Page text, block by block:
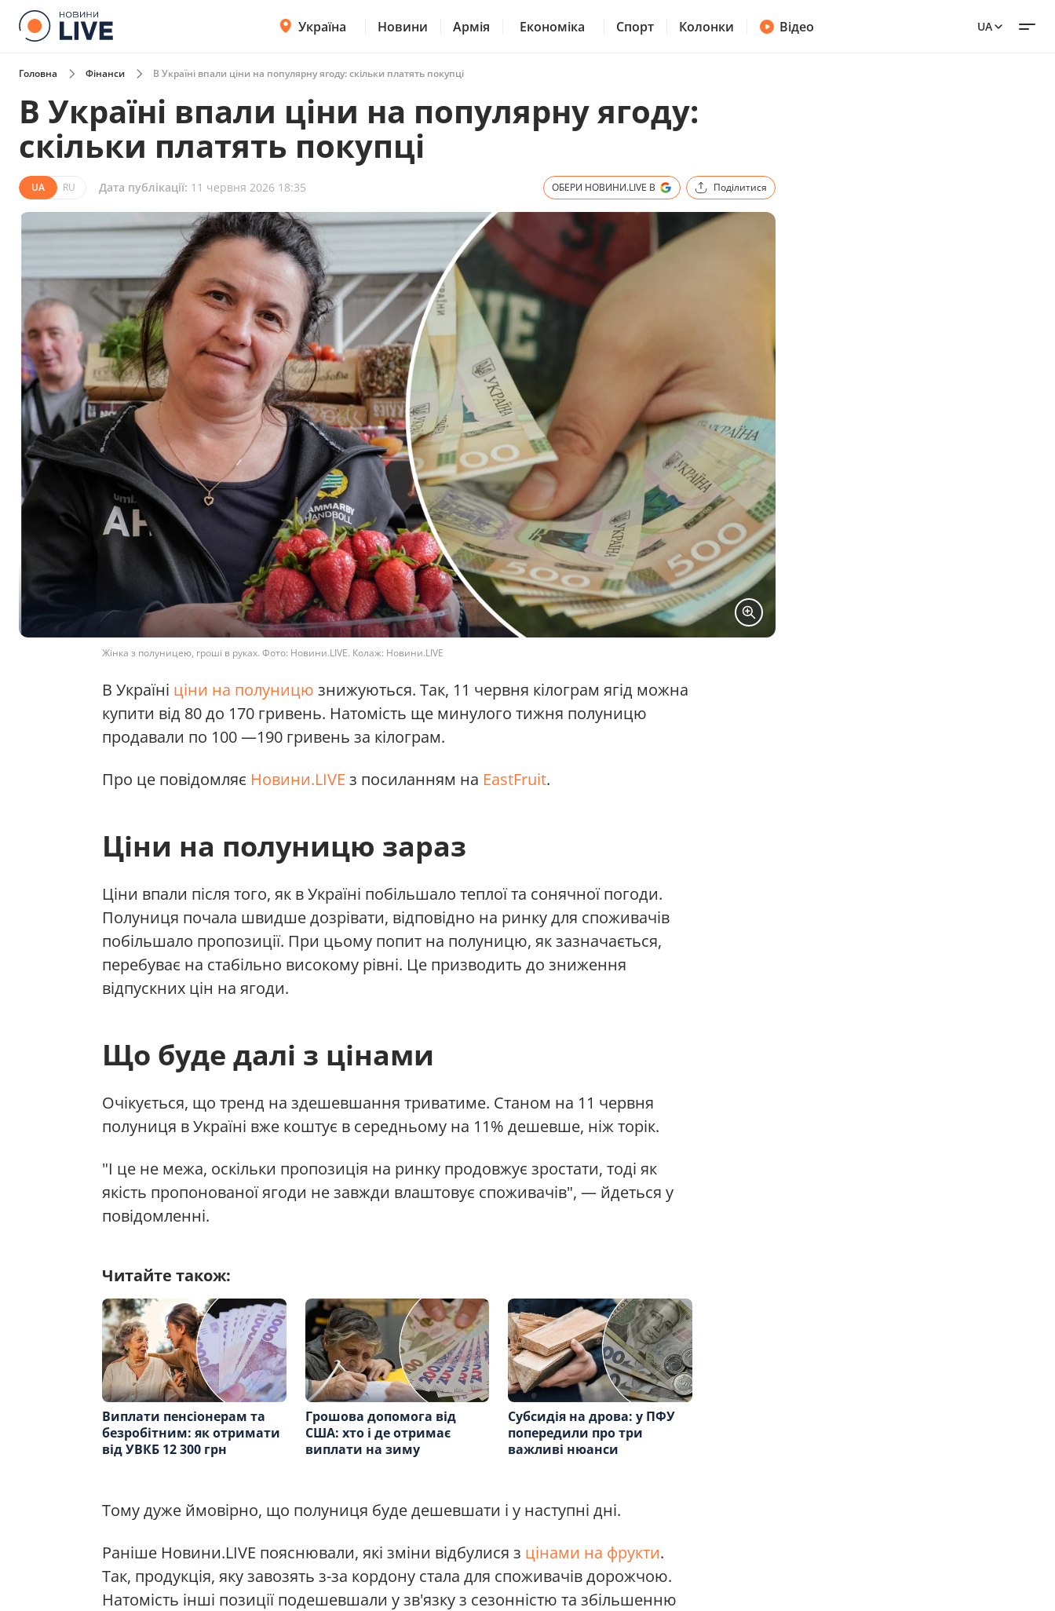
Україна Новини Армія Економіка Спорт Колонки Відео UA
Головна Фінанси В Україні впали ціни на популярну ягоду: скільки платять покупці
В Україні впали ціни на популярну ягоду:
скільки платять покупці
UA RU Дата публікації: 11 червня 2026 18:35 ОБЕРИ НОВИНИ.LIVE В Поділитися
Жінка з полуницею, гроші в руках. Фото: Новини.LIVE. Колаж: Новини.LIVE
В Україні ціни на полуницю знижуються. Так, 11 червня кілограм ягід можна
купити від 80 до 170 гривень. Натомість ще минулого тижня полуницю
продавали по 100 —190 гривень за кілограм.
Про це повідомляє Новини.LIVE з посиланням на EastFruit.
Ціни на полуницю зараз
Ціни впали після того, як в Україні побільшало теплої та сонячної погоди.
Полуниця почала швидше дозрівати, відповідно на ринку для споживачів
побільшало пропозиції. При цьому попит на полуницю, як зазначається,
перебуває на стабільно високому рівні. Це призводить до зниження
відпускних цін на ягоди.
Що буде далі з цінами
Очікується, що тренд на здешевшання триватиме. Станом на 11 червня
полуниця в Україні вже коштує в середньому на 11% дешевше, ніж торік.
"І це не межа, оскільки пропозиція на ринку продовжує зростати, тоді як
якість пропонованої ягоди не завжди влаштовує споживачів", — йдеться у
повідомленні.
Читайте також:
Виплати пенсіонерам та
безробітним: як отримати
від УВКБ 12 300 грн
Грошова допомога від
США: хто і де отримає
виплати на зиму
Субсидія на дрова: у ПФУ
попередили про три
важливі нюанси
Тому дуже ймовірно, що полуниця буде дешевшати і у наступні дні.
Раніше Новини.LIVE пояснювали, які зміни відбулися з цінами на фрукти.
Так, продукція, яку завозять з-за кордону стала для споживачів дорожчою.
Натомість інші позиції подешевшали у зв'язку з сезонністю та збільшенню